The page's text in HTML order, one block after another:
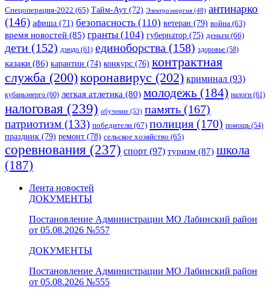
Спецоперация-2022 (65) Тайм-Аут (72) Электроэнергия (48) антинарко
(146) афиша (71) безопасность (110) ветеран (79) война (63)
время новостей (85) гранты (104) губернатор (75) деньги (66)
дети (152) дзюдо (61) единоборства (158) здоровье (58)
казаки (86) карантин (74) конкурс (76) контрактная
служба (200)коронавирус (202) криминал (93)
кубаньэнерго (60) легкая атлетика (80) молодежь (184) налоги (61)
налоговая (239) обучение (53) память (167)
патриотизм (133) победители (67) полиция (170) помощь (54)
праздник (79) ремонт (78) сельское хозяйство (65)
соревнования (237) спорт (97) туризм (87) школа
(187)
Лента новостей
ДОКУМЕНТЫ
Постановление Администрации МО Лабинский район
от 05.08.2026 №557
ДОКУМЕНТЫ
Постановление Администрации МО Лабинский район
от 05.08.2026 №555